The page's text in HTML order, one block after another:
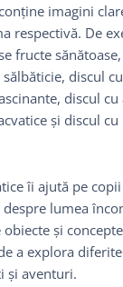
imagini
respectivă. De
fructe
discul
discul
și discul
îi ajută pe
lumea
și
a explora
și aventuri.